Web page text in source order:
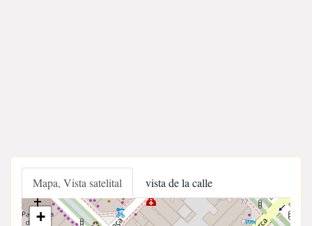
Mapa, Vista satelital vista de la calle
+